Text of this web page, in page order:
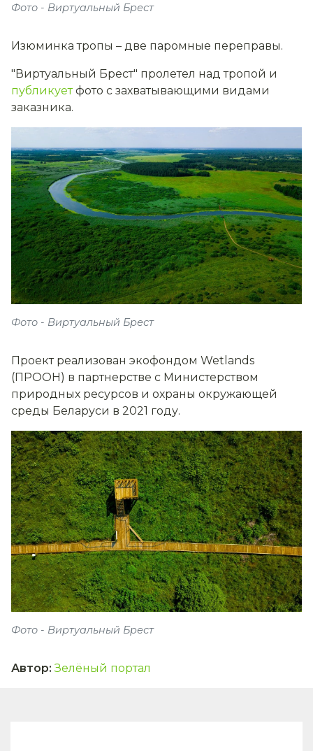
Фото - Виртуальный Брест
Изюминка тропы – две паромные переправы.
"Виртуальный Брест" пролетел над тропой и
публикуетфото с захватывающими видами
заказника.
Фото - Виртуальный Брест
Проект реализован экофондом Wetlands
(ПРООН) в партнерстве с Министерством
природных ресурсов и охраны окружающей
среды Беларуси в 2021 году.
Фото - Виртуальный Брест
Автор: Зелёный портал